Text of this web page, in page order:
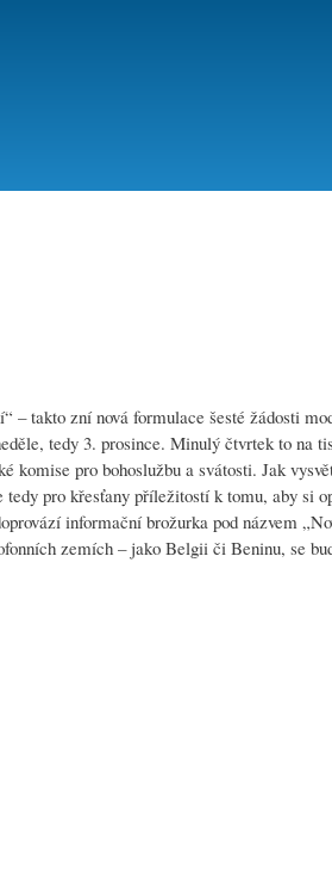
– takto zní nová formulace šesté žádosti
tedy 3. prosince. Minulý čtvrtek to na
komise pro bohoslužbu a svátosti. Jak
pro křesťany příležitostí k tomu, aby si
informační brožurka pod názvem
zemích – jako Belgii či Beninu, se